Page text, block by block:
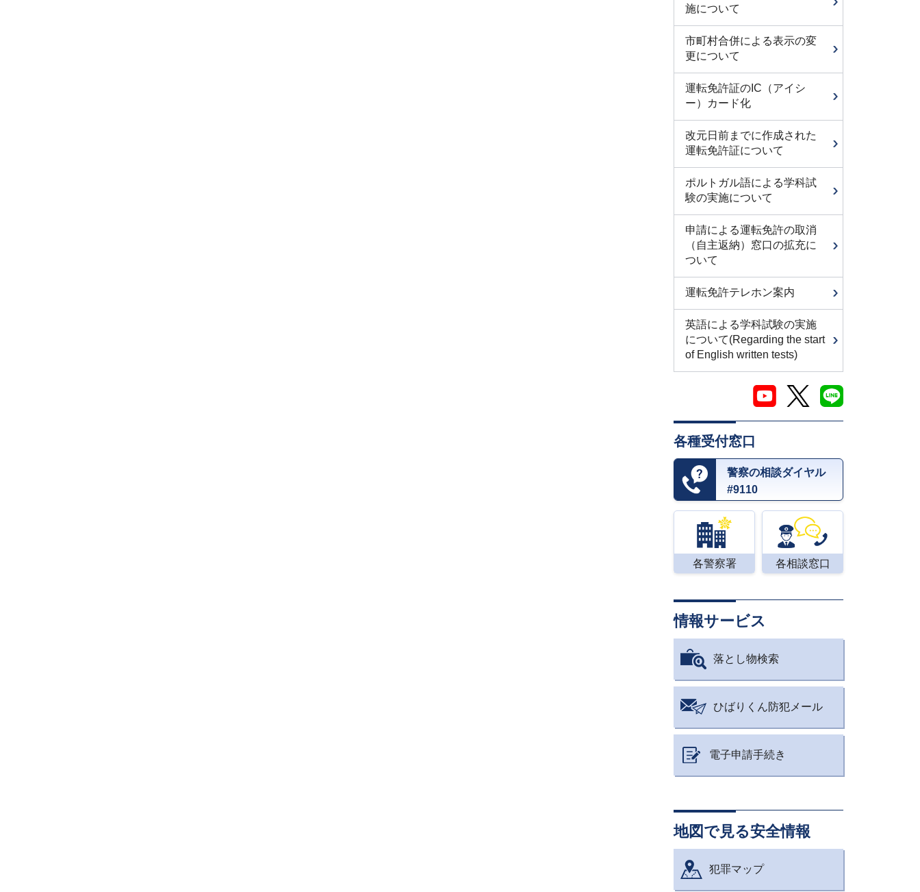
施について
市町村合併による表示の変
更について
運転免許証のIC（アイシ
ー）カード化
改元日前までに作成された
運転免許証について
ポルトガル語による学科試
験の実施について
申請による運転免許の取消
（自主返納）窓口の拡充に
ついて
運転免許テレホン案内
英語による学科試験の実施
について(Regarding the start
of English written tests)
各種受付窓口
警察の相談ダイヤル
#9110
各警察署 各相談窓口
情報サービス
落とし物検索
ひばりくん防犯メール
電子申請手続き
地図で見る安全情報
犯罪マップ